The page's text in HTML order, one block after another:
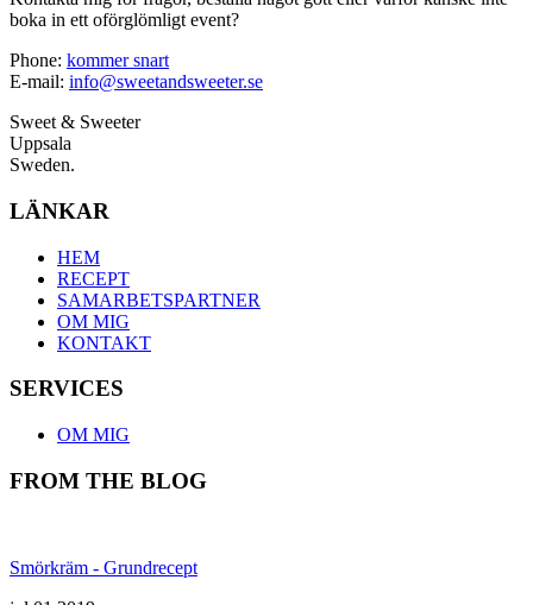
boka in ett oförglömligt event?
Phone: kommer snart
E-mail: info@sweetandsweeter.se
Sweet & Sweeter
Uppsala
Sweden.
LÄNKAR
HEM
RECEPT
SAMARBETSPARTNER
OM MIG
KONTAKT
SERVICES
OM MIG
FROM THE BLOG
Smörkräm - Grundrecept